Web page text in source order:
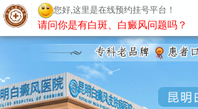
昆明白癜风医院
您好,这里是在线预约挂号平台！
请问你是有白斑、白癜风问题吗？